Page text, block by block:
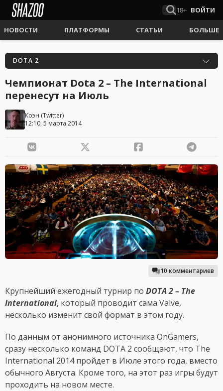
18+ ВОЙТИ
НОВОСТИ ПЛАТФОРМЫ СТАТЬИ БОЛЬШЕ
DOTA 2
Чемпионат Dota 2 – The International
перенесут на Июль
Коэн (Twitter)
12:10, 5 марта 2014
10 комментариев
Крупнейший ежегодный турнир по DOTA 2 – The
International, который проводит сама Valve,
несколько изменит свой формат в этом году.
По данным от анонимного источника OnGamers,
сразу несколько команд DOTA 2 сообщают, что The
International 2014 пройдет в Июле этого года, вместо
обычного Августа. Кроме того, на этот раз игры будут
проходить на новом месте.